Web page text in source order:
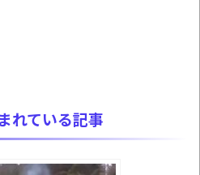
しょう、ファインマンさ
万円超えの美女、水着
すがnoteに引っ越します
れている記事